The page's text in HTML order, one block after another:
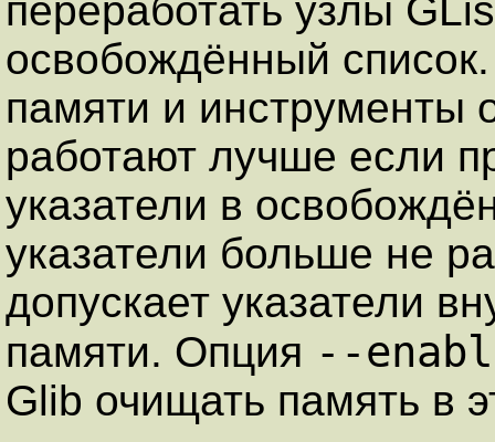
переработать узлы
освобождённый
памяти и инструменты
работают лучше если
указатели в
указатели больше не
допускает указатели
памяти. Опция --
Glib очищать память в